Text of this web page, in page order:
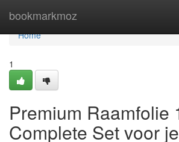
bookmarkmoz
Home
Home
1
Premium Raamfolie
Complete Set voor